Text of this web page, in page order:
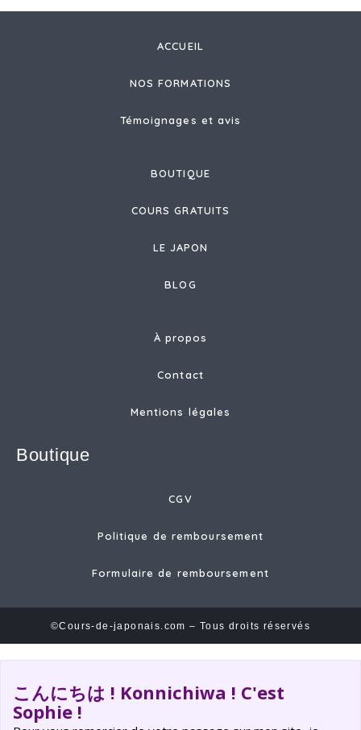
ACCUEIL
NOS FORMATIONS
Témoignages et avis
BOUTIQUE
COURS GRATUITS
LE JAPON
BLOG
À propos
Contact
Mentions légales
Boutique
CGV
Politique de remboursement
Formulaire de remboursement
©Cours-de-japonais.com – Tous droits réservés
こんにちは ! Konnichiwa ! C'est
Sophie !